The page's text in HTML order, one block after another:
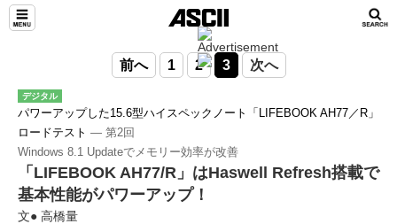
前へ 1 2 3 次へ
デジタル
パワーアップした15.6型ハイスペックノート「LIFEBOOK AH77／R」
ロードテスト ― 第2回
Windows 8.1 Updateでメモリー効率が改善
「LIFEBOOK AH77/R」はHaswell Refresh搭載で
基本性能がパワーアップ！
文● 高橋量